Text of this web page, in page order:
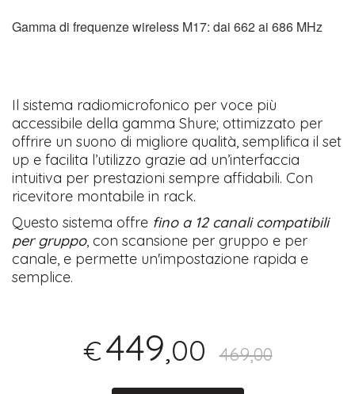
Gamma di frequenze wireless M17: dai 662 ai 686 MHz
​Il sistema radiomicrofonico per voce più
accessibile della gamma Shure; ottimizzato per
offrire un suono di migliore qualità, semplifica il set
up e facilita l’utilizzo grazie ad un’interfaccia
intuitiva per prestazioni sempre affidabili. Con
ricevitore montabile in rack.
Questo sistema offre fino a 12 canali compatibili
per gruppo, con scansione per gruppo e per
canale, e permette un'impostazione rapida e
semplice.​
€449,00 469,00